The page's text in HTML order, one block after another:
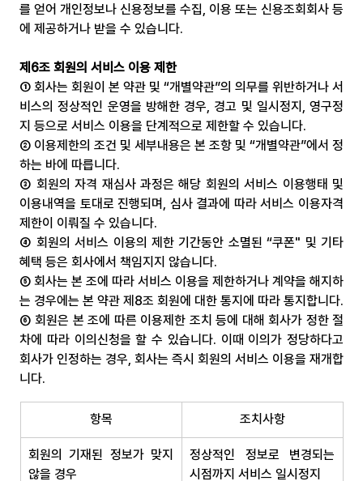
를 얻어 개인정보나 신용정보를 수집, 이용 또는 신용조회회사 등
에 제공하거나 받을 수 있습니다.
제6조 회원의 서비스 이용 제한
① 회사는 회원이 본 약관 및 “개별약관”의 의무를 위반하거나 서
비스의 정상적인 운영을 방해한 경우, 경고 및 일시정지, 영구정
지 등으로 서비스 이용을 단계적으로 제한할 수 있습니다.
② 이용제한의 조건 및 세부내용은 본 조항 및 “개별약관”에서 정
하는 바에 따릅니다.
③ 회원의 자격 재심사 과정은 해당 회원의 서비스 이용행태 및
이용내역을 토대로 진행되며, 심사 결과에 따라 서비스 이용자격
제한이 이뤄질 수 있습니다.
④ 회원의 서비스 이용의 제한 기간동안 소멸된 “쿠폰" 및 기타
혜택 등은 회사에서 책임지지 않습니다.
⑤ 회사는 본 조에 따라 서비스 이용을 제한하거나 계약을 해지하
는 경우에는 본 약관 제8조 회원에 대한 통지에 따라 통지합니다.
⑥ 회원은 본 조에 따른 이용제한 조치 등에 대해 회사가 정한 절
차에 따라 이의신청을 할 수 있습니다. 이때 이의가 정당하다고
회사가 인정하는 경우, 회사는 즉시 회원의 서비스 이용을 재개합
니다.
항목 조치사항
회원의 기재된 정보가 맞지
않을 경우
정상적인 정보로 변경되는
시점까지 서비스 일시정지